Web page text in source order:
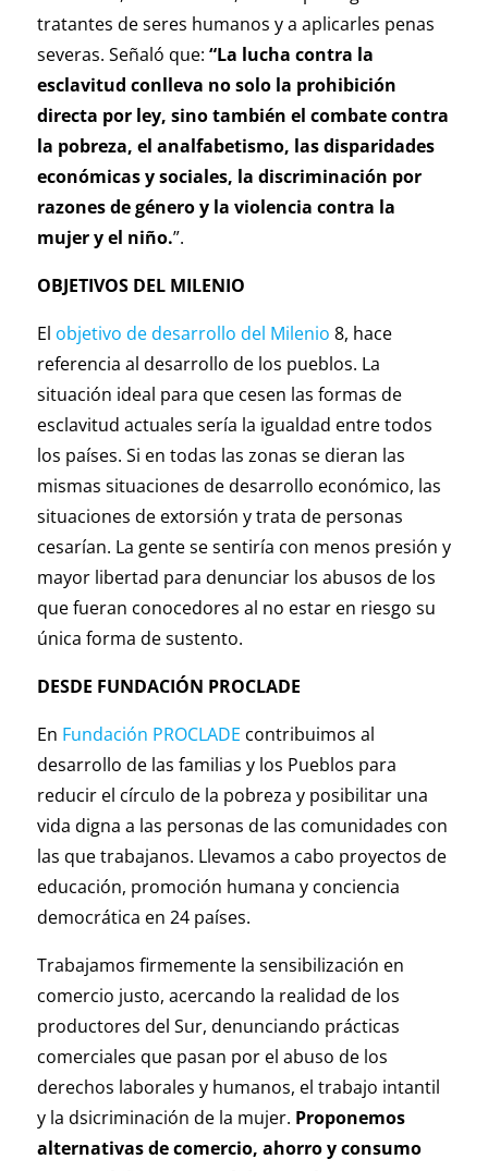
tratantes de seres humanos y a aplicarles penas
severas. Señaló que: “La lucha contra la
esclavitud conlleva no solo la prohibición
directa por ley, sino también el combate contra
la pobreza, el analfabetismo, las disparidades
económicas y sociales, la discriminación por
razones de género y la violencia contra la
mujer y el niño.”.
OBJETIVOS DEL MILENIO
El objetivo de desarrollo del Milenio 8, hace
referencia al desarrollo de los pueblos. La
situación ideal para que cesen las formas de
esclavitud actuales sería la igualdad entre todos
los países. Si en todas las zonas se dieran las
mismas situaciones de desarrollo económico, las
situaciones de extorsión y trata de personas
cesarían. La gente se sentiría con menos presión y
mayor libertad para denunciar los abusos de los
que fueran conocedores al no estar en riesgo su
única forma de sustento.
DESDE FUNDACIÓN PROCLADE
En Fundación PROCLADE contribuimos al
desarrollo de las familias y los Pueblos para
reducir el círculo de la pobreza y posibilitar una
vida digna a las personas de las comunidades con
las que trabajanos. Llevamos a cabo proyectos de
educación, promoción humana y conciencia
democrática en 24 países.
Trabajamos firmemente la sensibilización en
comercio justo, acercando la realidad de los
productores del Sur, denunciando prácticas
comerciales que pasan por el abuso de los
derechos laborales y humanos, el trabajo intantil
y la dsicriminación de la mujer. Proponemos
alternativas de comercio, ahorro y consumo